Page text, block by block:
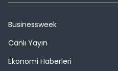
Businessweek
Canlı Yayın
Ekonomi Haberleri